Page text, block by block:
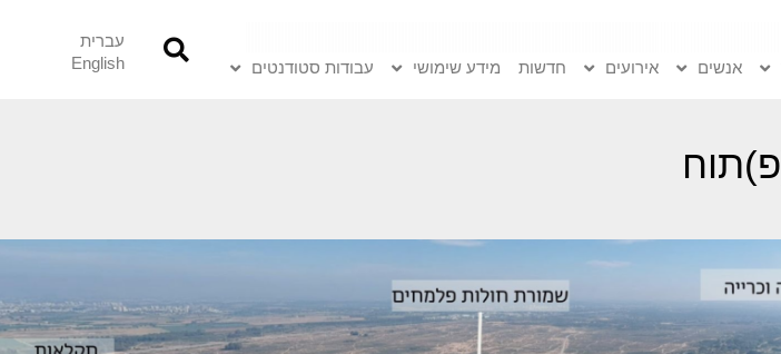
אנשים אירועים חדשות מידע שימושי עבודות סטודנטים
עברית
English